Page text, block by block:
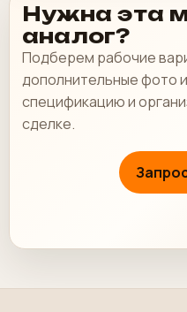
Нужна эта
аналог?
Подберем рабочие
дополнительные фото
спецификацию и
сделке.